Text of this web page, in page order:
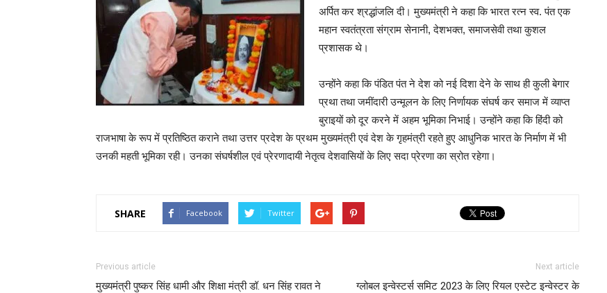
अर्पित कर श्रद्धांजलि दी। मुख्यमंत्री ने कहा कि भारत रत्न स्व. पंत एक
महान स्वतंत्रता संग्राम सेनानी, देशभक्त, समाजसेवी तथा कुशल
प्रशासक थे।
उन्होंने कहा कि पंडित पंत ने देश को नई दिशा देने के साथ ही कुली बेगार
प्रथा तथा जमींदारी उन्मूलन के लिए निर्णायक संघर्ष कर समाज में व्याप्त
बुराइयों को दूर करने में अहम भूमिका निभाई। उन्होंने कहा कि हिंदी को
राजभाषा के रूप में प्रतिष्ठित कराने तथा उत्तर प्रदेश के प्रथम मुख्यमंत्री एवं देश के गृहमंत्री रहते हुए आधुनिक भारत के निर्माण में भी
उनकी महती भूमिका रही। उनका संघर्षशील एवं प्रेरणादायी नेतृत्व देशवासियों के लिए सदा प्रेरणा का स्रोत रहेगा।
SHARE Facebook Twitter
Previous article
मुख्यमंत्री पुष्कर सिंह धामी और शिक्षा मंत्री डॉ. धन सिंह रावत ने
Next article
ग्लोबल इन्वेस्टर्स समिट 2023 के लिए रियल एस्टेट इन्वेस्टर के